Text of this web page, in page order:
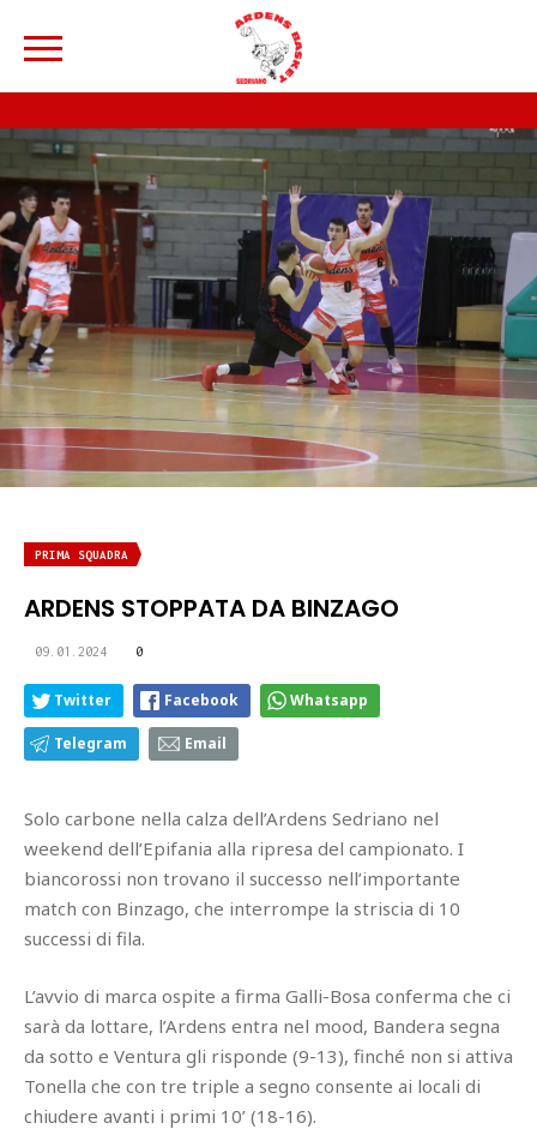
PRIMA SQUADRA
ARDENS STOPPATA DA BINZAGO
09.01.2024 0
Twitter Facebook Whatsapp
Telegram Email
Solo carbone nella calza dell’Ardens Sedriano nel
weekend dell’Epifania alla ripresa del campionato. I
biancorossi non trovano il successo nell’importante
match con Binzago, che interrompe la striscia di 10
successi di fila.
L’avvio di marca ospite a firma Galli-Bosa conferma che ci
sarà da lottare, l’Ardens entra nel mood, Bandera segna
da sotto e Ventura gli risponde (9-13), finché non si attiva
Tonella che con tre triple a segno consente ai locali di
chiudere avanti i primi 10’ (18-16).